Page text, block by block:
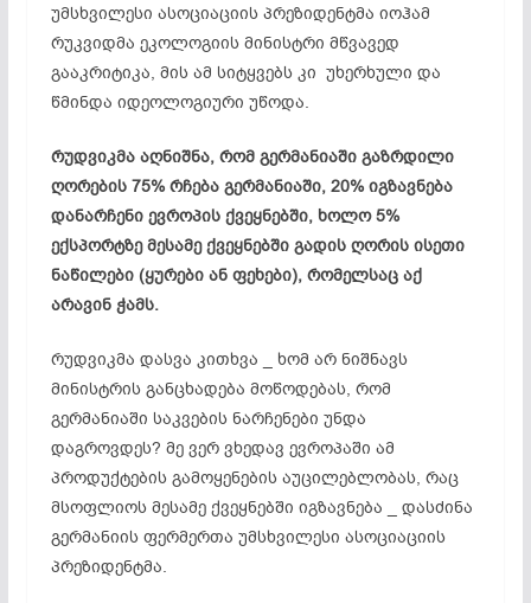
უმსხვილესი ასოციაციის პრეზიდენტმა იოჰამ
რუკვიდმა ​ეკოლოგიისმინისტრი მწვავედ
გააკრიტიკა, მის ამ სიტყვებს კი უხერხული და
წმინდა იდეოლოგიური უწოდა.
რუდვიკმააღნიშნა, რომ გერმანიაში გაზრდილი
ღორების 75% რჩება გერმანიაში, 20% იგზავნება
დანარჩენი ევროპის ქვეყნებში, ხოლო 5%
ექსპორტზე მესამე ქვეყნებში გადის ღორის ისეთი
ნაწილები (ყურები ან ფეხები), რომელსაც აქ
არავინ ჭამს.
რუდვიკმა დასვა კითხვა _ ხომ არ ნიშნავს
მინისტრის განცხადება მოწოდებას, რომ
გერმანიაში საკვების ნარჩენები უნდა
დაგროვდეს? მე ვერ ვხედავ ევროპაში ამ
პროდუქტების გამოყენების აუცილებლობას, რაც
მსოფლიოს მესამე ქვეყნებში იგზავნება _ დასძინა
გერმანიის ფერმერთა უმსხვილესი ასოციაციის
პრეზიდენტმა.